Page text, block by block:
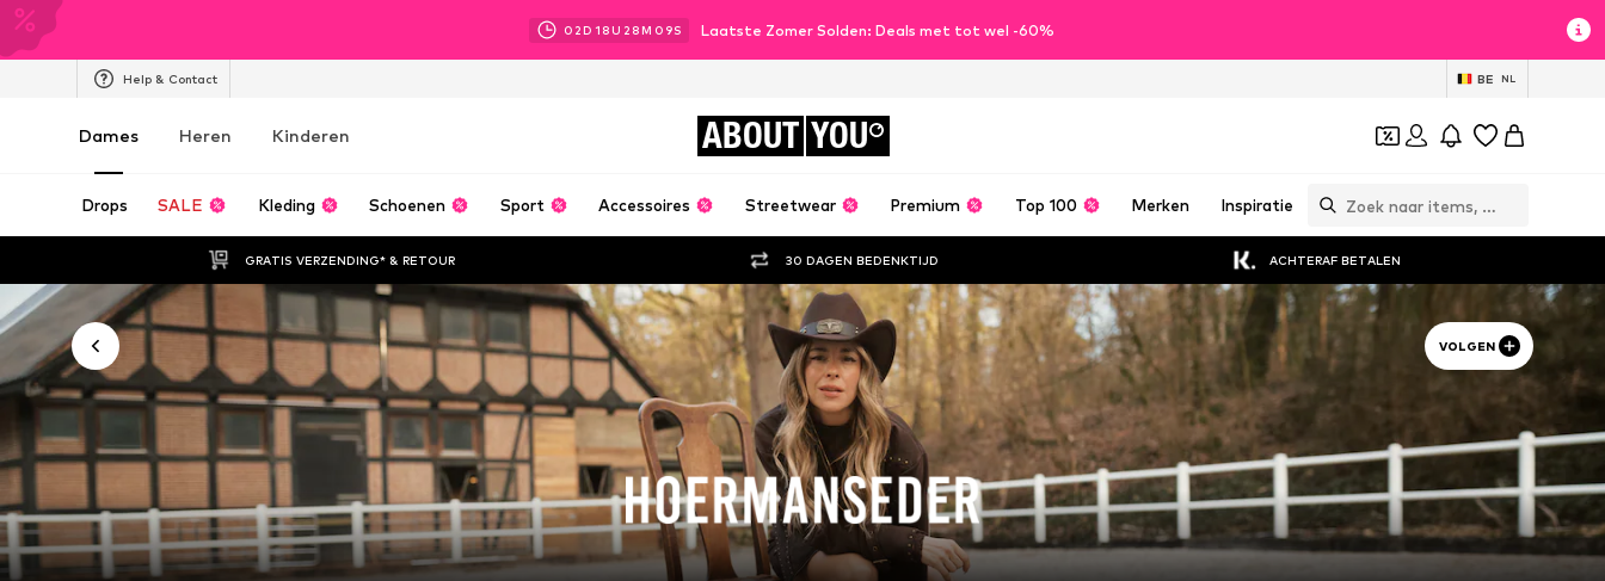
02D 18U 28M 06S Laatste Zomer Solden: Deals met tot wel -60%
Help & Contact BE NL
Dames Heren Kinderen ABOUT YOU
Drops SALE Kleding Schoenen Sport Accessoires Streetwear Premium Top 100 Merken Inspiratie
GRATIS VERZENDING* & RETOUR 30 DAGEN BEDENKTIJD ACHTERAF BETALEN
VOLGEN